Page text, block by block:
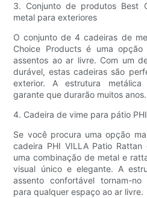
3. Conjunto de produtos Best
metal para exteriores
O conjunto de 4 cadeiras de
Choice Products é uma
assentos ao ar livre. Com um
durável, estas cadeiras são
exterior. A estrutura metálica
garante que durarão muitos anos.
4. Cadeira de vime para pátio
Se você procura uma opção
cadeira PHI VILLA Patio
uma combinação de metal e
visual único e elegante. A
assento confortável tornam-
para qualquer espaço ao ar livre.